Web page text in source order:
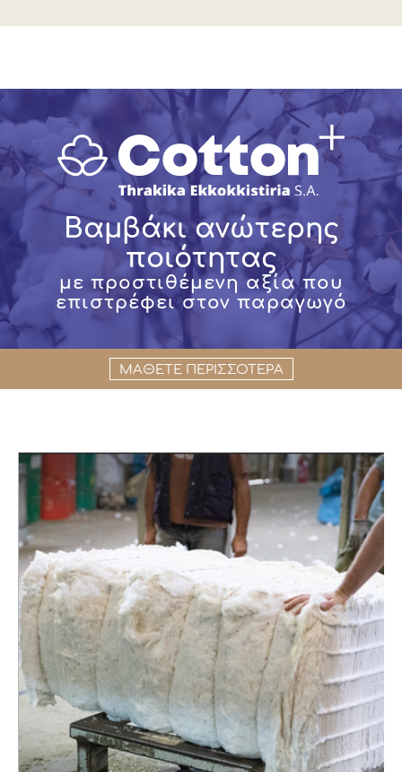
Βαμβάκι ανώτερης
ποιότητας
με προστιθέμενη αξία που
επιστρέφει στον παραγωγό
ΜΑΘΕΤΕ ΠΕΡΙΣΣΟΤΕΡΑ